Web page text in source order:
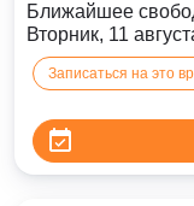
Ближайшее
Вторник, 11
Записаться на это